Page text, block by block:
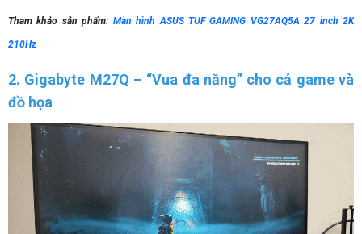
Tham khảo sản phẩm: Màn hình ASUS TUF GAMING VG27AQ5A 27 inch 2K
210Hz
2. Gigabyte M27Q – “Vua đa năng” cho cả game và
đồ họa